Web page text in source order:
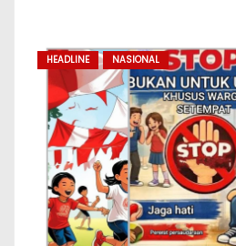
HEADLINE NASIONAL